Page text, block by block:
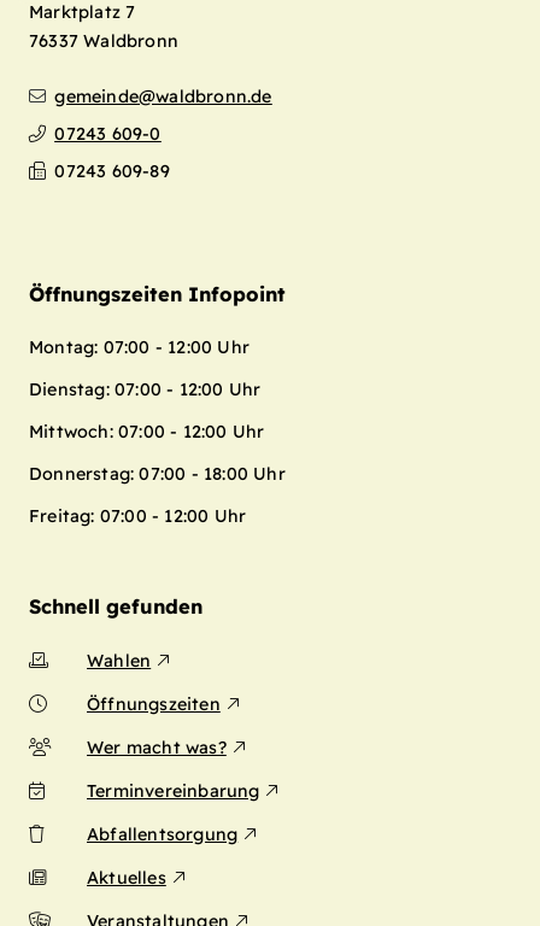
Marktplatz 7
76337 Waldbronn
gemeinde@waldbronn.de
07243 609-0
07243 609-89
Öffnungszeiten Infopoint
Montag: 07:00 - 12:00 Uhr
Dienstag: 07:00 - 12:00 Uhr
Mittwoch: 07:00 - 12:00 Uhr
Donnerstag: 07:00 - 18:00 Uhr
Freitag: 07:00 - 12:00 Uhr
Schnell gefunden
Wahlen
Öffnungszeiten
Wer macht was?
Terminvereinbarung
Abfallentsorgung
Aktuelles